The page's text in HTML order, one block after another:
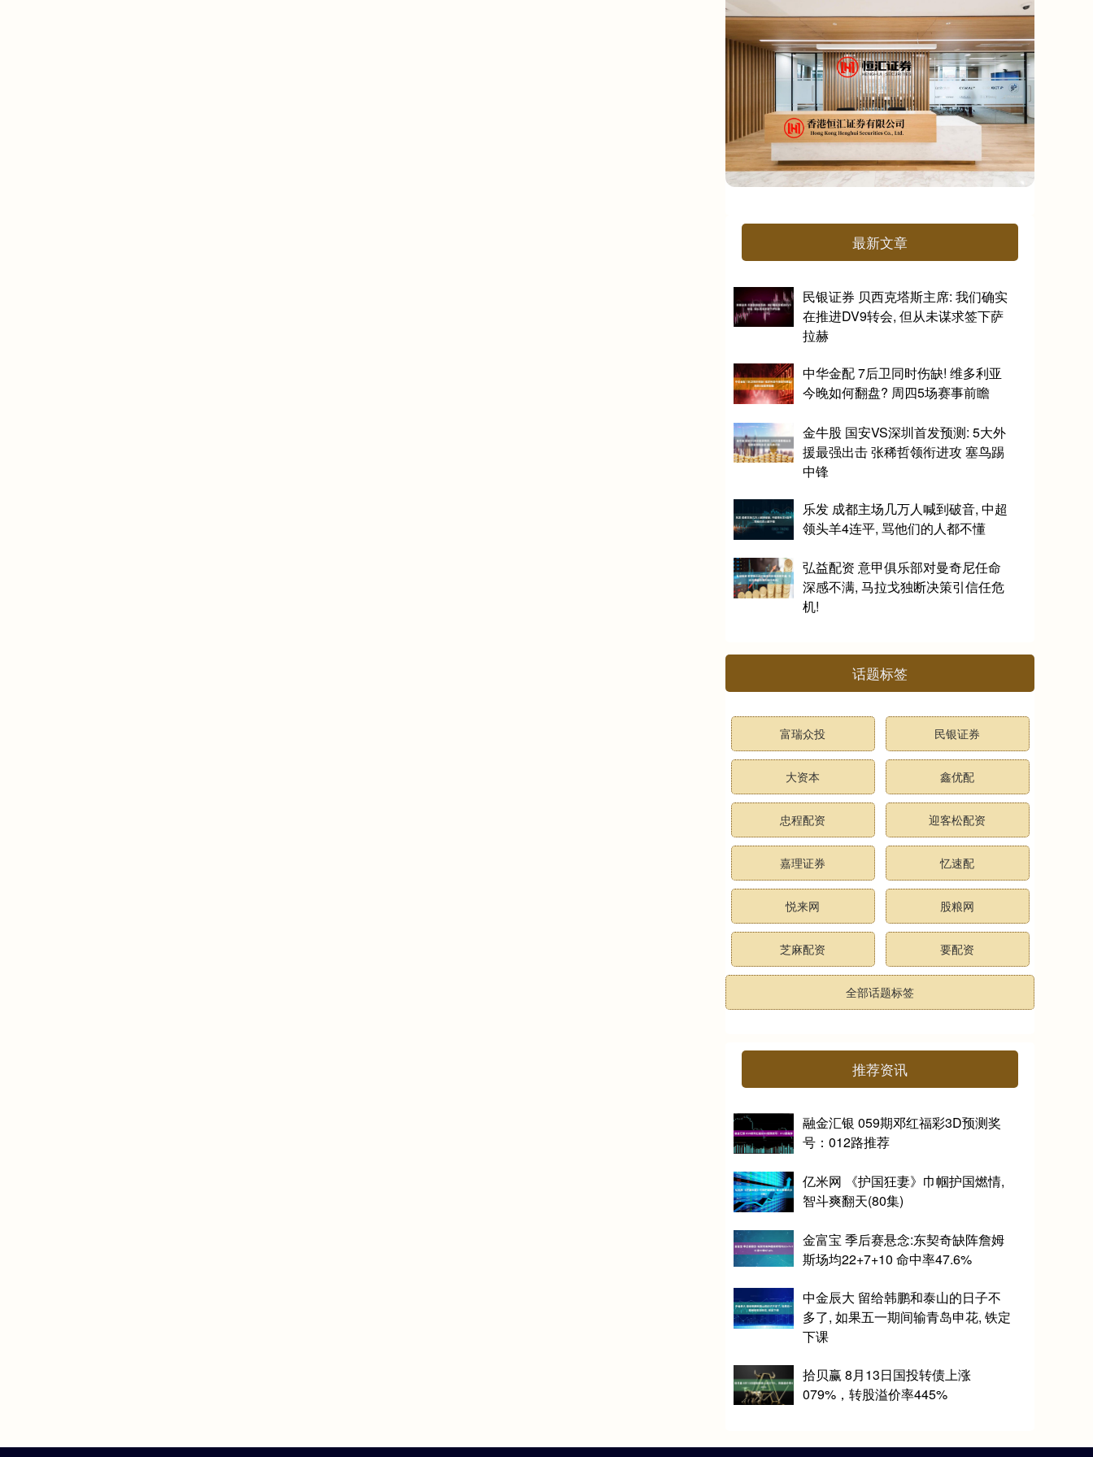
最新文章
民银证券 贝西克塔斯主席: 我们确实
在推进DV9转会, 但从未谋求签下萨
拉赫
中华金配 7后卫同时伤缺! 维多利亚
今晚如何翻盘? 周四5场赛事前瞻
金牛股 国安VS深圳首发预测: 5大外
援最强出击 张稀哲领衔进攻 塞鸟踢
中锋
乐发 成都主场几万人喊到破音, 中超
领头羊4连平, 骂他们的人都不懂
弘益配资 意甲俱乐部对曼奇尼任命
深感不满, 马拉戈独断决策引信任危
机!
话题标签
富瑞众投 民银证券
大资本 鑫优配
忠程配资 迎客松配资
嘉理证券 忆速配
悦来网 股粮网
芝麻配资 要配资
全部话题标签
推荐资讯
融金汇银 059期邓红福彩3D预测奖
号：012路推荐
亿米网 《护国狂妻》巾帼护国燃情,
智斗爽翻天(80集)
金富宝 季后赛悬念:东契奇缺阵詹姆
斯场均22+7+10 命中率47.6%
中金辰大 留给韩鹏和泰山的日子不
多了, 如果五一期间输青岛申花, 铁定
下课
拾贝赢 8月13日国投转债上涨
079%，转股溢价率445%